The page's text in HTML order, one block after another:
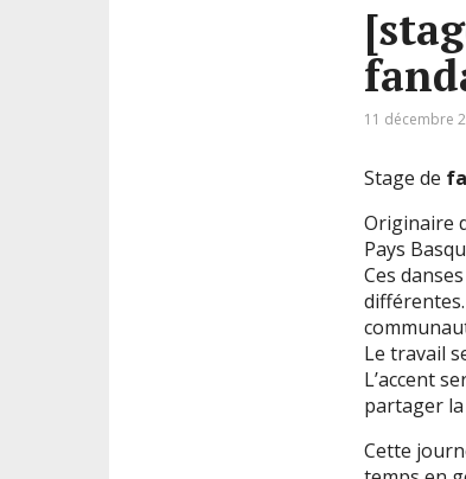
11 décembre
Stage de
Originaire
Pays
Ces
Le travail
L’accent
partager la
Cette